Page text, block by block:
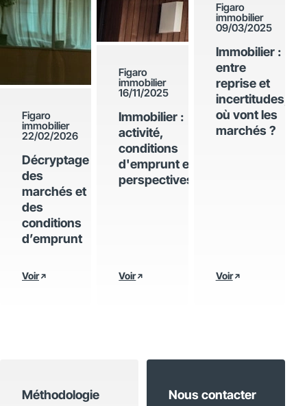
Figaro
immobilier
22/02/2026
Décryptage
des
marchés et
des
conditions
d’emprunt
Voir
Figaro
immobilier
16/11/2025
Immobilier :
activité,
conditions
d'emprunt et
perspectives
Voir
Figaro
immobilier
09/03/2025
Immobilier :
entre
reprise et
incertitudes,
où vont les
marchés ?
Voir
Méthodologie Nous contacter